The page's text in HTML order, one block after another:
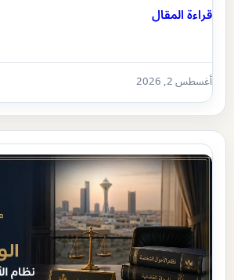
قراءة المقال
أغسطس 2, 2026